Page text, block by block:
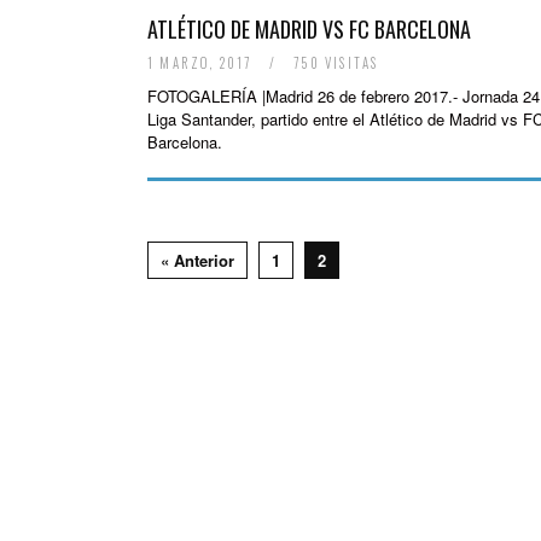
ATLÉTICO DE MADRID VS FC BARCELONA
1 MARZO, 2017 / 750 VISITAS
FOTOGALERÍA |Madrid 26 de febrero 2017.- Jornada
Liga Santander, partido entre el Atlético de Madrid vs
Barcelona.
« Anterior 1 2